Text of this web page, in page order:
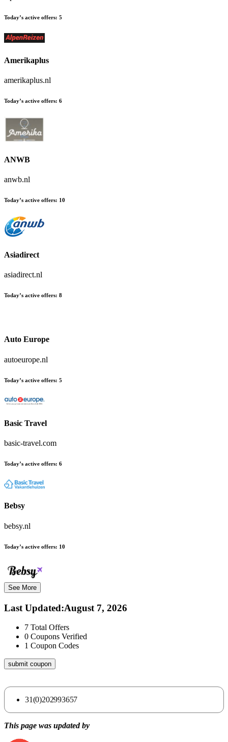
Today’s active offers: 5
Amerikaplus
amerikaplus.nl
Today’s active offers: 6
ANWB
anwb.nl
Today’s active offers: 10
Asiadirect
asiadirect.nl
Today’s active offers: 8
Auto Europe
autoeurope.nl
Today’s active offers: 5
Basic Travel
basic-travel.com
Today’s active offers: 6
Bebsy
bebsy.nl
Today’s active offers: 10
See More
Last Updated:August 7, 2026
7 Total Offers
0 Coupons Verified
1 Coupon Codes
submit coupon
31(0)202993657
This page was updated by